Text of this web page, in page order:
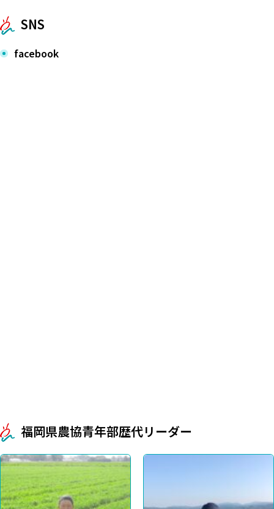
SNS
facebook
福岡県農協青年部歴代リーダー